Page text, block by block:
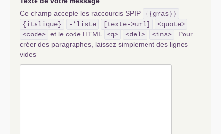
Ce champ accepte les raccourcis SPIP
{{gras}}
{italique}
-*liste [texte->url]
<quote>
<code> et le code HTML <q> <del> <ins>
. Pour
créer des paragraphes, laissez simplement des lignes
vides.